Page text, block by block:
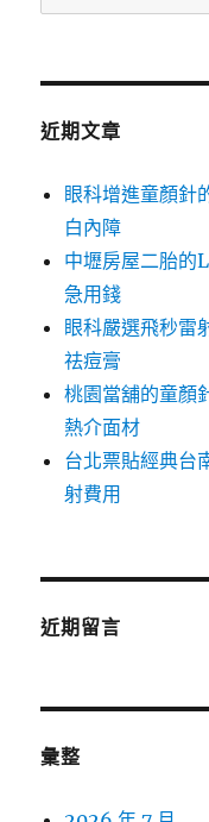
尋
鍵
近期文章
眼科增進童顏針
白內障
中壢房屋二胎的
急用錢
眼科嚴選飛秒雷
祛痘膏
桃園當舖的童顏
熱介面材
台北票貼經典台
射費用
近期留言
彙整